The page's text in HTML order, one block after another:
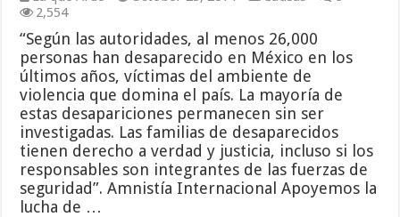
2,554
“Según las autoridades, al menos 26,000
personas han desaparecido en México en los
últimos años, víctimas del ambiente de
violencia que domina el país. La mayoría de
estas desapariciones permanecen sin ser
investigadas. Las familias de desaparecidos
tienen derecho a verdad y justicia, incluso si los
responsables son integrantes de las fuerzas de
seguridad”. Amnistía Internacional Apoyemos la
lucha de …